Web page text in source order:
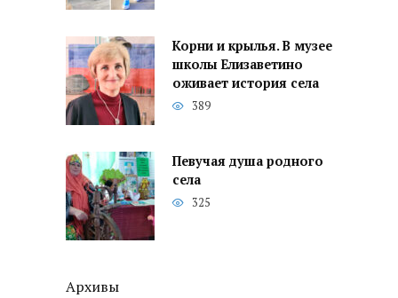
Корни и крылья. В музее
школы Елизаветино
оживает история села
389
Певучая душа родного
села
325
Архивы